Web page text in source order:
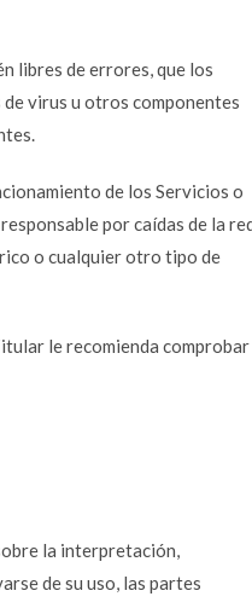
libres de errores, que los
virus u otros componentes
de los Servicios o
por caídas de la
o cualquier otro tipo de
le recomienda
la interpretación,
de su uso, las partes